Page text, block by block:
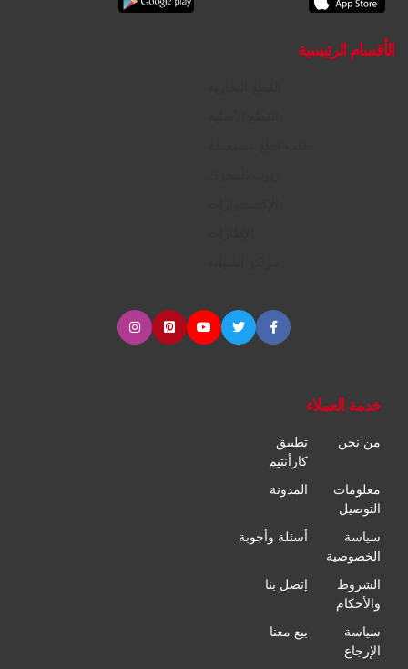
الأقسام الرئيسية
خدمة العملاء
من نحن
تطبيق
كارأنتيم
معلومات
التوصيل
المدونة
سياسة
الخصوصية
أسئلة وأجوبة
الشروط
والأحكام
إتصل بنا
سياسة
الإرجاع
بيع معنا